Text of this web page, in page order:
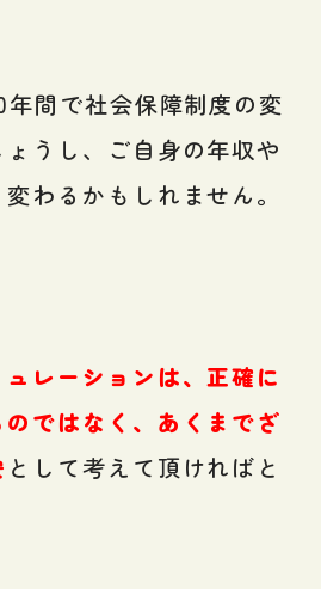
年間で社会保障制度の変
うし、ご自身の年収や
わるかもしれません。
レーションは、正確に
ではなく、あくまでざ
として考えて頂ければと